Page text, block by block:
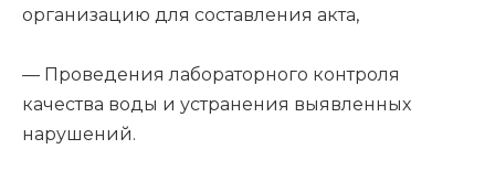
организацию для составления акта,
— Проведения лабораторного контроля
качества воды и устранения выявленных
нарушений.